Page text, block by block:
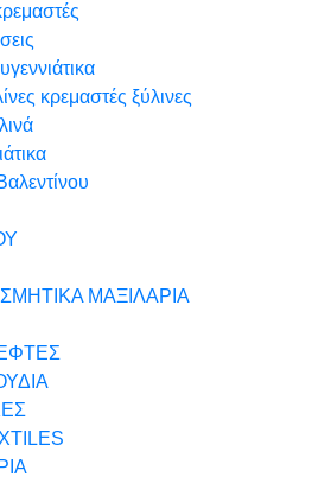
κρεμαστές ξύλινες
ΜΑΞΙΛΑΡΙΑ